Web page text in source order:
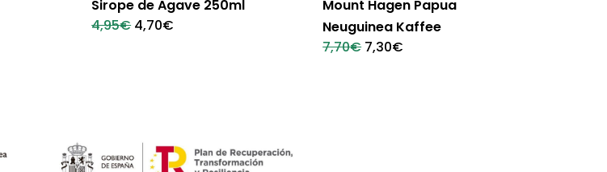
Sirope de Agave 250ml
4,95€ El
precio
4,70€
Mount Hagen Papua
Neuguinea Kaffee
7,70€ El
precio
7,30€